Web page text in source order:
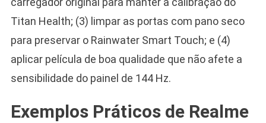
Titan Health; (3) limpar as portas com pano seco
para preservar o Rainwater Smart Touch; e (4)
aplicar película de boa qualidade que não afete a
sensibilidade do painel de 144 Hz.
Exemplos Práticos de Realme